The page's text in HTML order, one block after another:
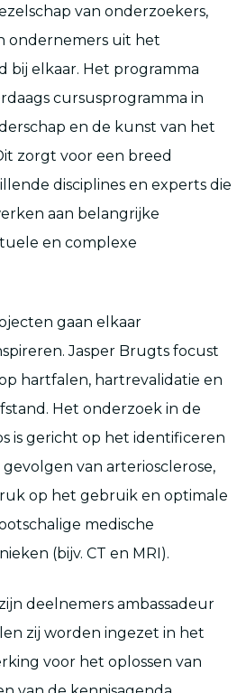
van onderzoekers,
ondernemers uit het
bij elkaar. Het programma
cursusprogramma in
en de kunst van het
zorgt voor een breed
disciplines en experts die
aan belangrijke
en complexe
gaan elkaar
Jasper Brugts focust
hartfalen, hartrevalidatie en
Het onderzoek in de
is gericht op het identificeren
van arteriosclerose,
op het gebruik en optimale
medische
(bijv. CT en MRI).
deelnemers ambassadeur
zij worden ingezet in het
voor het oplossen van